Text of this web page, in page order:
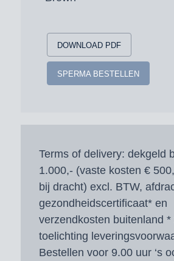
DOWNLOAD PDF
SPERMA BESTELLEN
Terms of delivery: dekgeld
1.000,- (vaste kosten €
bij dracht) excl. BTW,
gezondheidscertificaat* en
verzendkosten buitenland *
toelichting
Bestellen voor 9.00 uur ‘s